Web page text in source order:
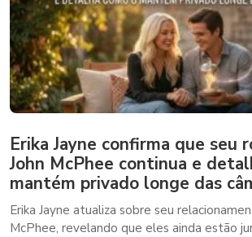
Erika Jayne confirma que seu
John McPhee continua e
mantém privado longe das
Erika Jayne atualiza sobre seu
McPhee, revelando que eles ainda estão